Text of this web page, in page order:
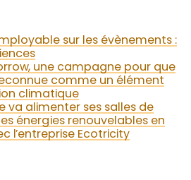
sur les évènements :
une campagne pour que
comme un élément
climatique
va alimenter ses salles de
énergies renouvelables en
l’entreprise Ecotricity